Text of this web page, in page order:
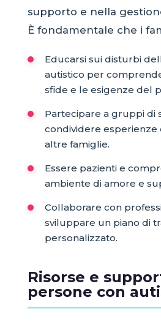
supporto e nella
È fondamentale che i
Educarsi sui disturbi
autistico per
sfide e le esigenze del
Partecipare a gruppi di
condividere esperienze
altre famiglie.
Essere pazienti e
ambiente di amore e
Collaborare con
sviluppare un piano di
personalizzato.
Risorse e
persone con